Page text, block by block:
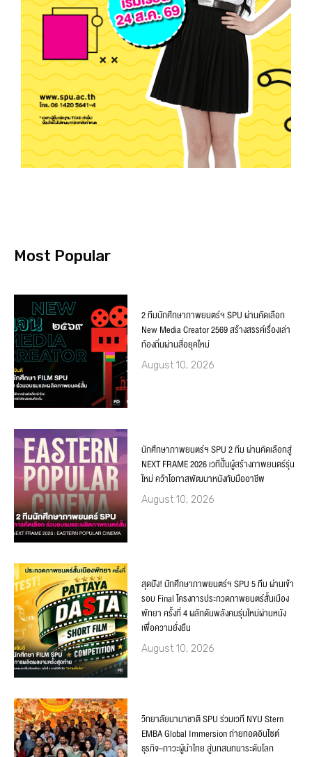
Most Popular
2 ทีมนักศึกษาภาพยนตร์ฯ SPU ผ่านคัดเลือก
New Media Creator 2569 สร้างสรรค์เรื่องเล่า
ท้องถิ่นผ่านสื่อยุคใหม่
August 10, 2026
นักศึกษาภาพยนตร์ฯ SPU 2 ทีม ผ่านคัดเลือกสู่
NEXT FRAME 2026 เวทีปั้นผู้สร้างภาพยนตร์รุ่น
ใหม่ คว้าโอกาสพัฒนาหนังกับมืออาชีพ
August 10, 2026
สุดปัง! นักศึกษาภาพยนตร์ฯ SPU 5 ทีม ผ่านเข้า
รอบ Final โครงการประกวดภาพยนตร์สั้นเมือง
พัทยา ครั้งที่ 4 ผลักดันพลังคนรุ่นใหม่ผ่านหนัง
เพื่อความยั่งยืน
August 10, 2026
วิทยาลัยนานาชาติ SPU ร่วมเวที NYU Stern
EMBA Global Immersion ถ่ายทอดอินไซต์
ธุรกิจ–ภาวะผู้นำไทย สู่บทสนทนาระดับโลก